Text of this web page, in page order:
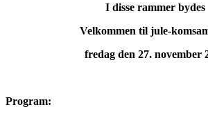
I disse rammer bydes
Velkommen til jule-
fredag den 27. november
Program: